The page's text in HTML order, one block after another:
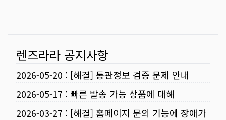
렌즈라라 공지사항
2026-05-20 : [해결] 통관정보 검증 문제 안내
2026-05-17 : 빠른 발송 가능 상품에 대해
2026-03-27 : [해결] 홈페이지 문의 기능에 장애가